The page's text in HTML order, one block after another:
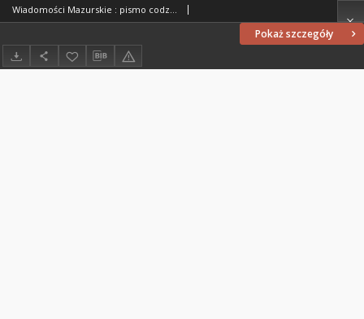
Pokaż szczegóły
Wiadomości Mazurskie : pismo codzienne. 1946 (R. 2), nr 162 (173)